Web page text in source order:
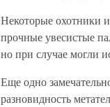
Некоторые охотники
прочные увесистые
но при случае могли
Еще одно
разновидность